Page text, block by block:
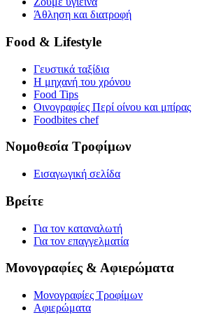
Άθληση και διατροφή
Food & Lifestyle
Γευστικά ταξίδια
Η μηχανή του χρόνου
Food Tips
Οινογραφίες Περί οίνου και μπίρας
Foodbites chef
Νομοθεσία Τροφίμων
Εισαγωγική σελίδα
Βρείτε
Για τον καταναλωτή
Για τον επαγγελματία
Μονογραφίες & Αφιερώματα
Μονογραφίες Τροφίμων
Αφιερώματα